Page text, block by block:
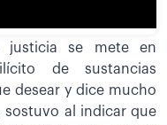
justicia se mete en
de sustancias
desear y dice mucho
sostuvo al indicar que